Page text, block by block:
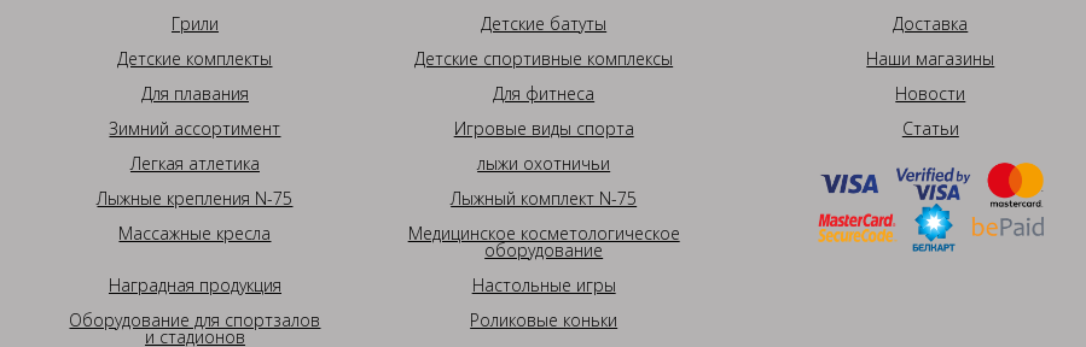
Грили
Детские батуты
Детские комплекты
Детские спортивные комплексы
Для плавания
Для фитнеса
Зимний ассортимент
Игровые виды спорта
Легкая атлетика
лыжи охотничьи
Лыжные крепления N-75
Лыжный комплект N-75
Массажные кресла
Медицинское косметологическое
оборудование
Наградная продукция
Настольные игры
Оборудование для спортзалов
и стадионов
Роликовые коньки
Доставка
Наши магазины
Новости
Статьи